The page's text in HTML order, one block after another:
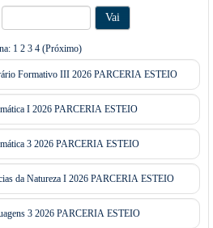
1 2 3 4 (Próximo)
Formativo III 2026 PARCERIA ESTEIO
I 2026 PARCERIA ESTEIO
3 2026 PARCERIA ESTEIO
da Natureza I 2026 PARCERIA ESTEIO
3 2026 PARCERIA ESTEIO